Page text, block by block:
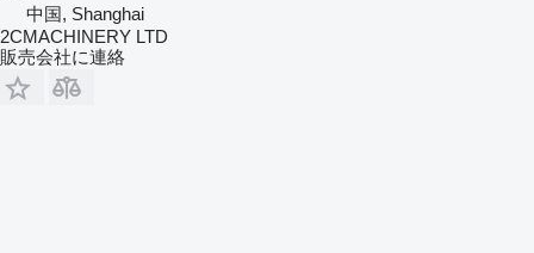
中国, Shanghai
2CMACHINERY LTD
販売会社に連絡